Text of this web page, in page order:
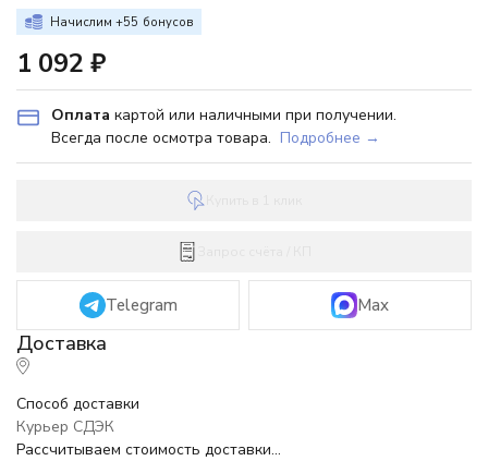
Начислим +55 бонусов
1 092 ₽
Оплата картой или наличными при получении.
Всегда после осмотра товара. Подробнее →
Telegram Max
Способ доставки
Курьер СДЭК
Рассчитываем стоимость доставки...